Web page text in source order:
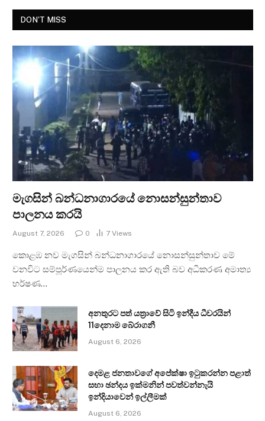
DON'T MISS
මැගසින් බන්ධනාගාරයේ නොසන්සුන්තාව
පාලනය කරයි
August 7, 2026 0 7 Views
කොළඹ නව මැගසින් බන්ධනාගාරයේ නොසන්සුන්තාව මේ
වනවිට සම්පූර්ණයෙන්ම පාලනය කර ඇති බව අධිකරණ අමාත්‍ය
හර්ෂණ…
අනතුරට පත් යත්‍රාවේ සිටි ඉන්දීය ධීවරයින්
11දෙනාම බේරාගනී
August 6, 2026
දෙමළ ජනතාවගේ අපේක්ෂා ඉටුකරන්න පළාත්
සභා ඡන්දය ඉක්මනින් පවත්වන්නැයි
ඉන්දියාවෙන් ඉල්ලීමක්
August 6, 2026